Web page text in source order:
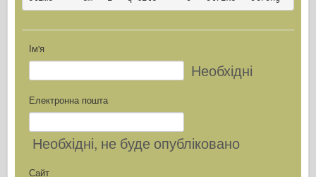
Ім'я
Необхідні
Електронна пошта
Необхідні, не буде опубліковано
Сайт